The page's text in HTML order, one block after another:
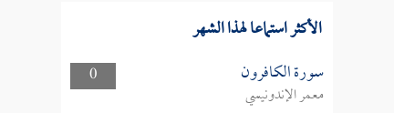
الأكثر استماعا لهذا الشهر
0 سورة الكافرون
معمر الإندونيسي